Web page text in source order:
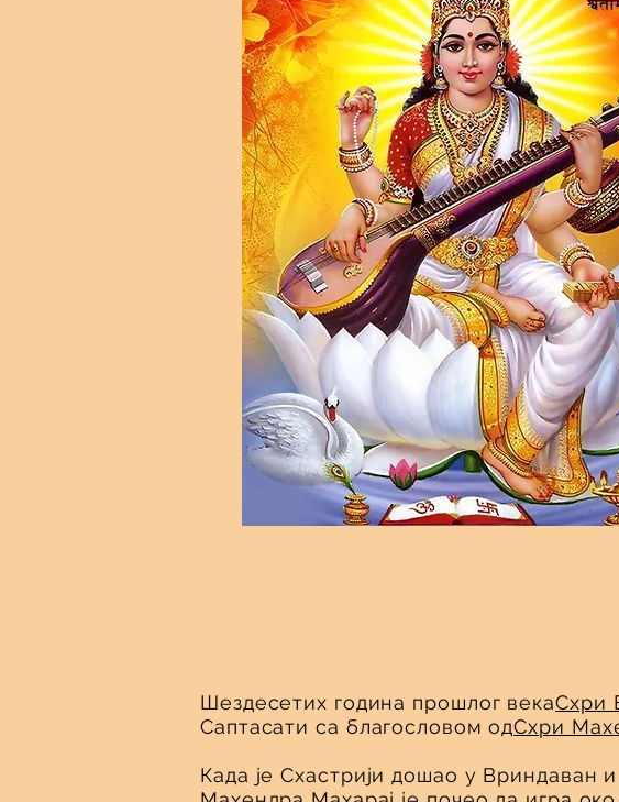
Шездесетих година прошлог векаСхри
Саптасати са благословом одСхри
Када је Схастрији дошао у Вриндаван